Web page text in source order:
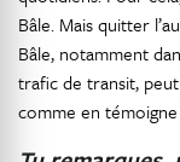
Bâle. Mais quitter
Bâle, notamment
trafic de transit,
comme en